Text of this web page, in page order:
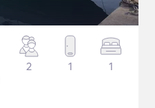
2 1 1